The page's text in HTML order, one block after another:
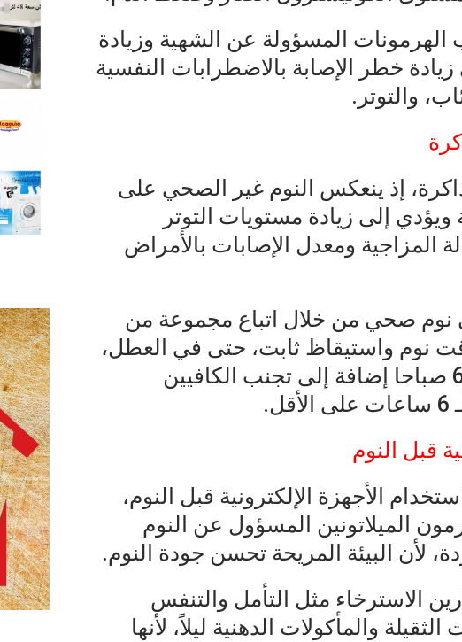
المسؤولة عن الشهية وزيادة
خطر الإصابة بالاضطرابات النفسية
والتوتر.
إذ ينعكس النوم غير الصحي على
ويؤدي إلى زيادة مستويات التوتر
المزاجية ومعدل الإصابات بالأمراض
نوم صحي من خلال اتباع مجموعة من
نوم واستيقاظ ثابت، حتى في العطل،
ويفضل أن يكون بين 10 مساء و6 صباحا إضافة إلى تجنب الكافيين
قبل النوم
الأجهزة الإلكترونية قبل النوم،
الميلاتونين المسؤول عن النوم
لأن البيئة المريحة تحسن جودة النوم.
الاسترخاء مثل التأمل والتنفس
والمأكولات الدهنية ليلاً، لأنها